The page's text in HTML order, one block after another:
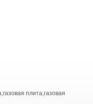
плита,газовая